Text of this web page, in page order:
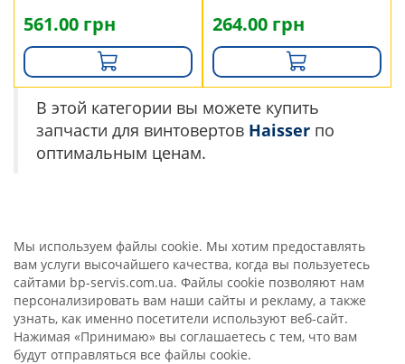
561.00 грн 264.00 грн
В этой категории вы можете купить
запчасти для винтовертов Haisser по
оптимальным ценам.
Мы используем файлы cookie. Мы хотим предоставлять
вам услуги высочайшего качества, когда вы пользуетесь
сайтами bp-servis.com.ua. Файлы cookie позволяют нам
персонализировать вам наши сайты и рекламу, а также
узнать, как именно посетители используют веб-сайт.
Нажимая «Принимаю» вы соглашаетесь с тем, что вам
будут отправляться все файлы cookie.